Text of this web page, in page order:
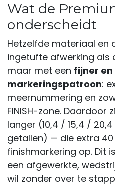
Wat de
onderscheidt
Hetzelfde materiaal en
ingetufte afwerking als
maar met een fijner
markeringspatroon:
meernummering en
FINISH-zone. Daardoor
langer (10,4 / 15,4 /
getallen) — die extra
finishmarkering op. Dit
een afgewerkte,
wil zonder over te